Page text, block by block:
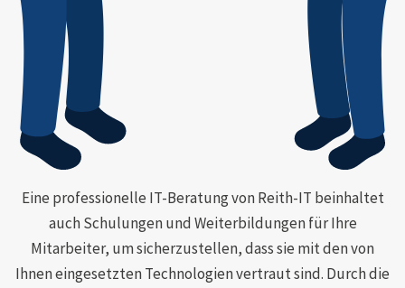
Eine professionelle IT-Beratung von Reith-IT beinhaltet
auch Schulungen und Weiterbildungen für Ihre
Mitarbeiter, um sicherzustellen, dass sie mit den von
Ihnen eingesetzten Technologien vertraut sind. Durch die